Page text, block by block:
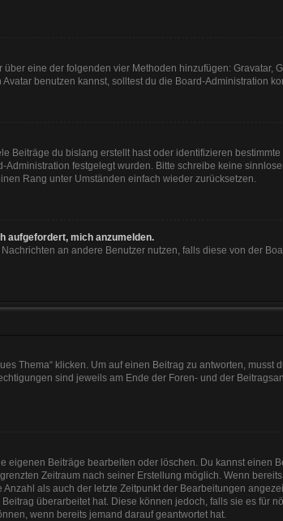
über eine der folgenden vier Methoden hinzufügen:
benutzen kannst, solltest du die Board-Administration
Beiträge du bislang erstellt hast oder identifizieren
festgelegt wurden. Bitte schreibe keine
Rang unter Umständen einfach wieder zurücksetzen.
aufgefordert, mich anzumelden.
an andere Benutzer nutzen, falls diese von der
Thema“ klicken. Um auf einen Beitrag zu antworten, musst
sind jeweils am Ende der Foren- und der
eigenen Beiträge bearbeiten oder löschen. Du kannst einen
Zeitraum nach seiner Erstellung möglich. Wenn
als auch der letzte Zeitpunkt der Bearbeitungen
überarbeitet hat. Diese können jedoch, falls sie es für
wenn bereits jemand darauf geantwortet hat.